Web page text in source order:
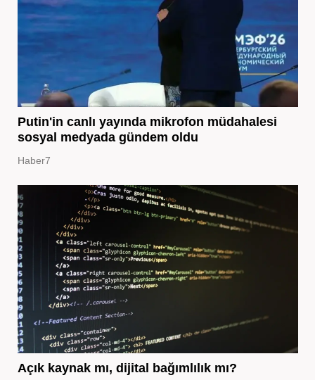
Putin'in canlı yayında mikrofon müdahalesi
sosyal medyada gündem oldu
Haber7
Açık kaynak mı, dijital bağımlılık mı?